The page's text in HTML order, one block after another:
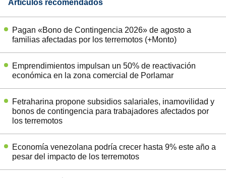
Artículos recomendados
Pagan «Bono de Contingencia 2026» de agosto a
familias afectadas por los terremotos (+Monto)
Emprendimientos impulsan un 50% de reactivación
económica en la zona comercial de Porlamar
Fetraharina propone subsidios salariales, inamovilidad y
bonos de contingencia para trabajadores afectados por
los terremotos
Economía venezolana podría crecer hasta 9% este año a
pesar del impacto de los terremotos